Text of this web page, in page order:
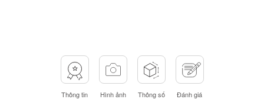
Thông tin Hình ảnh Thông số Đánh giá